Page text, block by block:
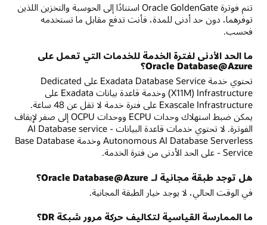
تتم فوترة Oracle GoldenGate استنادًا إلى الحوسبة والتخزين اللذين
توفرهما، دون حد أدنى للمدة، فأنت تدفع مقابل ما تستخدمه
فحسب.
ما الحد الأدنى لفترة الخدمة للخدمات التي تعمل على
Oracle Database@Azure؟
تحتوي خدمة Exadata Database Service على Dedicated
Infrastructure‏ (X11M) وخدمة قاعدة بيانات Exadata على
Exascale Infrastructure على فترة خدمة لا تقل عن 48 ساعة.
يمكن ضبط استهلاك وحدات ECPU ووحدات OCPU إلى صفر لإيقاف
الفوترة. لا تحتوي خدمات قاعدة البيانات AI Database service -
Autonomous AI Database Serverless وخدمة Base Database
Service - على الحد الأدنى من فترة الخدمة.
هل توجد طبقة مجانية لـ Oracle Database@Azure؟
في الوقت الحالي، لا يوجد خيار الطبقة المجانية.
ما الممارسة القياسية لتكاليف حركة مرور شبكة DR؟